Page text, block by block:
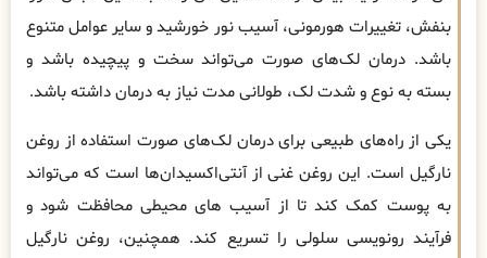
بنفش، تغییرات هورمونی، آسیب نور خورشید و سایر عوامل متنوع
باشد. درمان لک‌های صورت می‌تواند سخت و پیچیده باشد و
بسته به نوع و شدت لک، طولانی مدت نیاز به درمان داشته باشد.
یکی از راه‌های طبیعی برای درمان لک‌های صورت استفاده از روغن
نارگیل است. این روغن غنی از آنتی‌اکسیدان‌ها است که می‌تواند
به پوست کمک کند تا از آسیب های محیطی محافظت شود و
فرآیند رونویسی سلولی را تسریع کند. همچنین، روغن نارگیل